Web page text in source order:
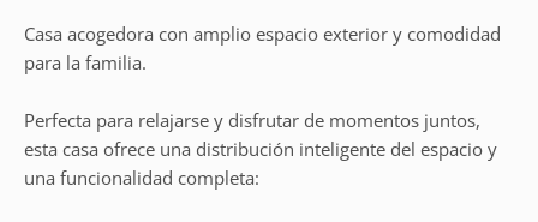
Casa acogedora con amplio espacio exterior y comodidad
para la familia.
Perfecta para relajarse y disfrutar de momentos juntos,
esta casa ofrece una distribución inteligente del espacio y
una funcionalidad completa: